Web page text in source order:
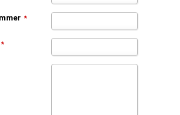
*
*